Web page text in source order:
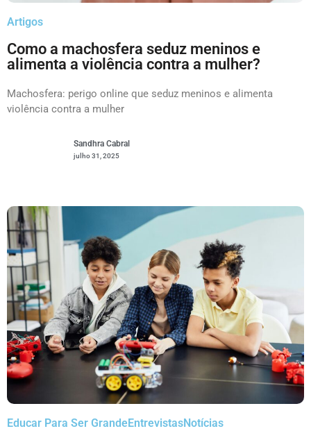
Artigos
Como a machosfera seduz meninos e
alimenta a violência contra a mulher?
Machosfera: perigo online que seduz meninos e alimenta
violência contra a mulher
Sandhra Cabral
julho 31, 2025
Educar Para Ser GrandeEntrevistasNotícias